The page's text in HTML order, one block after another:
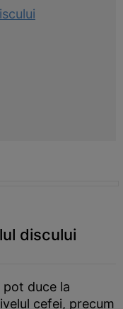
discului
pot duce la
cefei, precum